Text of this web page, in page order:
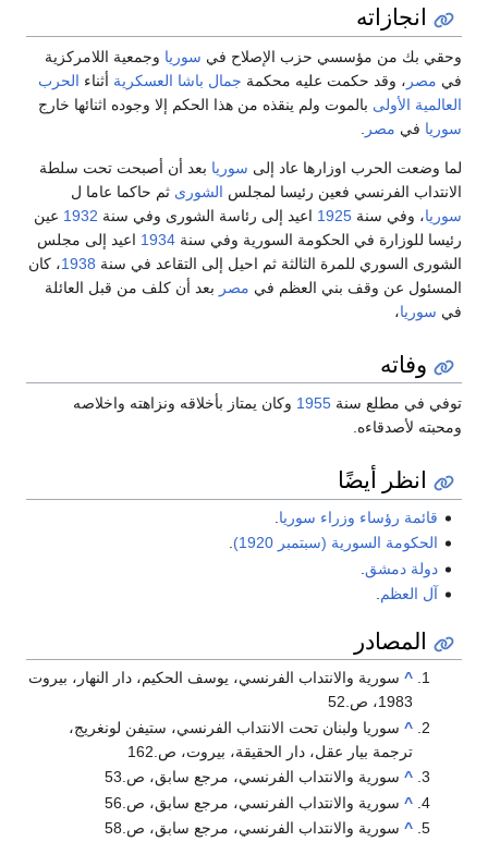
انجازاته
وحقي بك من مؤسسي حزب الإصلاح في سوريا وجمعية اللامركزية
في مصر ، وقد حكمت عليه محكمة جمال باشا العسكرية أثناء الحرب
العالمية الأولى بالموت ولم ينقذه من هذا الحكم إلا وجوده اثنائها خارج
سوريا في مصر
لما وضعت الحرب اوزارها عاد إلى سوريا بعد أن أصبحت تحت سلطة
الانتداب الفرنسي فعين رئيسا لمجلس الشورى ثم حاكما عاما ل
سوريا، وفي سنة 1925 اعيد إلى رئاسة الشورى وفي سنة 1932 عين
رئيسا للوزارة في الحكومة السورية وفي سنة 1934 اعيد إلى مجلس
الشورى السوري للمرة الثالثة ثم احيل إلى التقاعد في سنة 1938، كان
المسئول عن وقف بني العظم في مصر بعد أن كلف من قبل العائلة
في سوريا،
وفاته
توفي في مطلع سنة 1955 وكان يمتاز بأخلاقه ونزاهته واخلاصه
ومحبته لأصدقاءه.
انظر أيضًا
قائمة رؤساء وزراء سوريا
الحكومة السورية (سبتمبر 1920)
.
دولة دمشق
آل العظم
المصادر
^ سورية والانتداب الفرنسي، يوسف الحكيم، دار النهار، بيروت
1983، ص.52
^ سوريا ولبنان تحت الانتداب الفرنسي، ستيفن لونغريج،
ترجمة بيار عقل، دار الحقيقة، بيروت، ص.162
^ سورية والانتداب الفرنسي، مرجع سابق، ص.53
^ سورية والانتداب الفرنسي، مرجع سابق، ص.56
^ سورية والانتداب الفرنسي، مرجع سابق، ص.58